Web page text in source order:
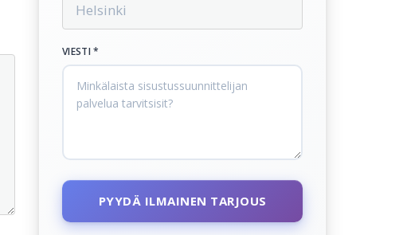
VIESTI *
PYYDÄ ILMAINEN TARJOUS